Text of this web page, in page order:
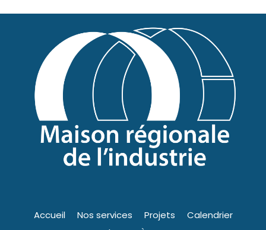
Accueil Nos services Projets
Calendrier